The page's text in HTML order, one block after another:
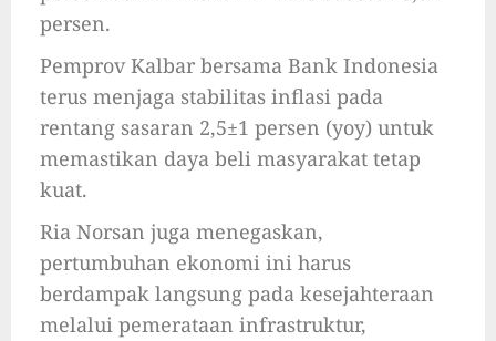
persen.
Pemprov Kalbar bersama Bank Indonesia
terus menjaga stabilitas inflasi pada
rentang sasaran 2,5±1 persen (yoy) untuk
memastikan daya beli masyarakat tetap
kuat.
Ria Norsan juga menegaskan,
pertumbuhan ekonomi ini harus
berdampak langsung pada kesejahteraan
melalui pemerataan infrastruktur,